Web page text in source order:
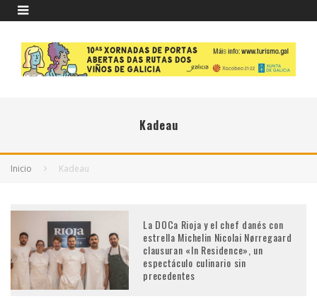
Kadeau
Inicio Kadeau
La DOCa Rioja y el chef danés con
estrella Michelin Nicolai Nørregaard
clausuran «In Residence», un
espectáculo culinario sin
precedentes